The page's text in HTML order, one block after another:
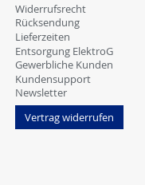
Widerrufsrecht
Rücksendung
Lieferzeiten
Entsorgung ElektroG
Gewerbliche Kunden
Kundensupport
Newsletter
Vertrag widerrufen